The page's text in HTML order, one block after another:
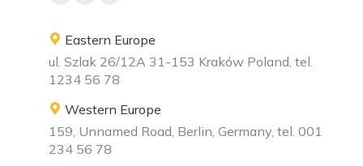
Eastern Europe
ul. Szlak 26/12A 31-153 Kraków Poland, tel.
1234 56 78
Western Europe
159, Unnamed Road, Berlin, Germany, tel. 001
234 56 78